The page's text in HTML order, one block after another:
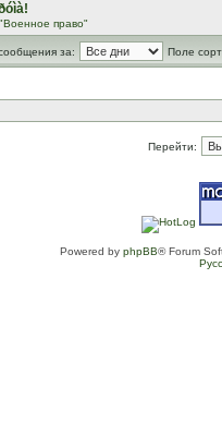
право"
за:
Поле
Перейти:
Powered by phpBB® Forum